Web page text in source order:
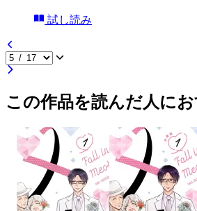
試し読み
この作品を読んだ人に